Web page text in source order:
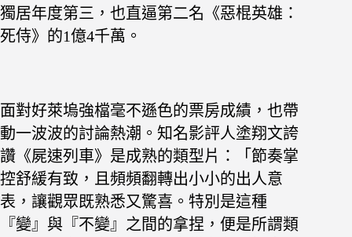
獨居年度第三，也直逼第二名《惡棍英雄：
死侍》的1億4千萬。
面對好萊塢強檔毫不遜色的票房成績，也帶
動一波波的討論熱潮。知名影評人塗翔文誇
讚《屍速列車》是成熟的類型片：「節奏掌
控舒緩有致，且頻頻翻轉出小小的出人意
表，讓觀眾既熟悉又驚喜。特別是這種
『變』與『不變』之間的拿捏，便是所謂類